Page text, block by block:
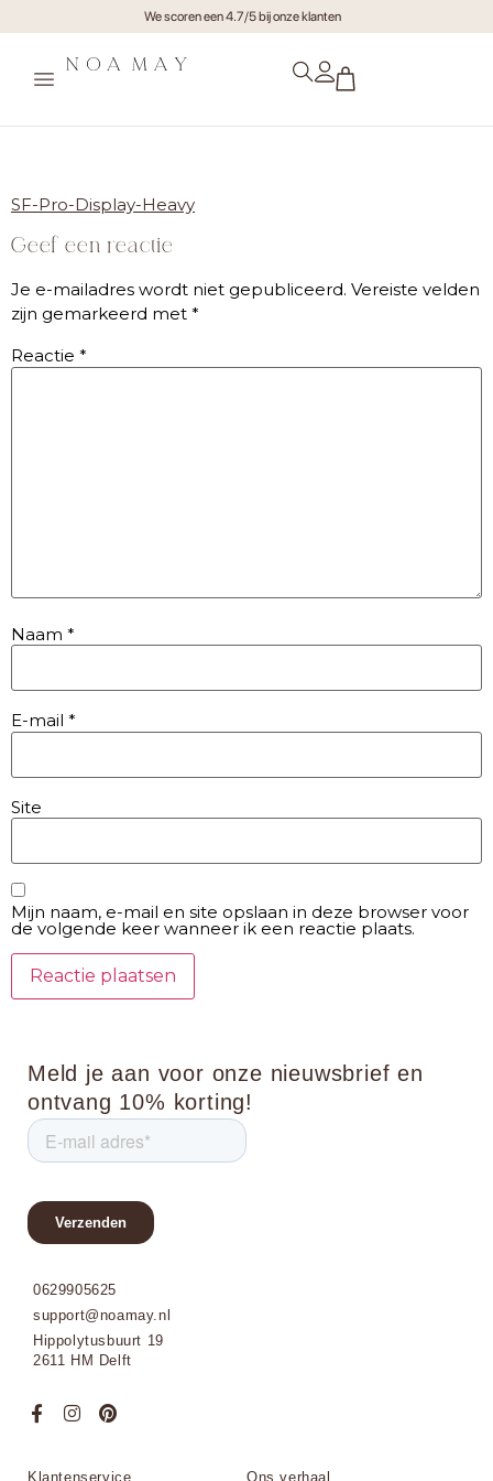
We scoren een 4.7/5 bij onze klanten
SF-Pro-Display-Heavy
Geef een reactie
Je e-mailadres wordt niet gepubliceerd. Vereiste velden
zijn gemarkeerd met *
Reactie *
Naam *
E-mail *
Site
Mijn naam, e-mail en site opslaan in deze browser voor
de volgende keer wanneer ik een reactie plaats.
Meld je aan voor onze nieuwsbrief en
ontvang 10% korting!
0629905625
support@noamay.nl
Hippolytusbuurt 19
2611 HM Delft
Klantenservice Ons verhaal